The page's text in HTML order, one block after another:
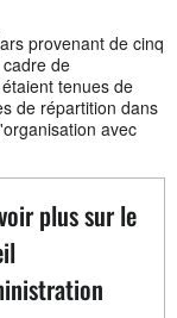
provenant de cinq
de
tenues de
de répartition dans
avec
plus sur le